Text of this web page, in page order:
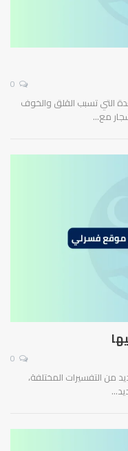
التي تسبب القلق والخوف
مع…
من التفسيرات المختلفة،